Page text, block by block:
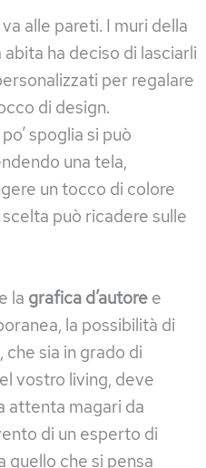
alle pareti. I muri della
ha deciso di lasciarli
per regalare
di design.
spoglia si può
una tela,
un tocco di colore
può ricadere sulle
la grafica d’autore e
la possibilità di
che sia in grado di
vostro living, deve
attenta magari da
di un esperto di
che si pensa